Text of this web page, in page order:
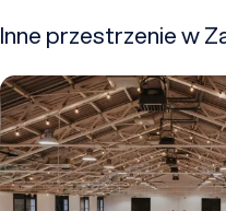
Inne przestrzenie w
Zazamcze